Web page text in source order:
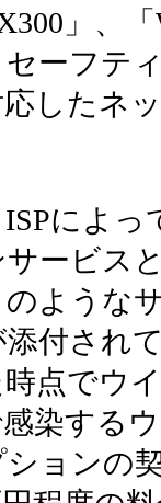
X300」、
ーフテ
したネ
によっ
ービス
ような
付され
点でウ
染する
ョンの